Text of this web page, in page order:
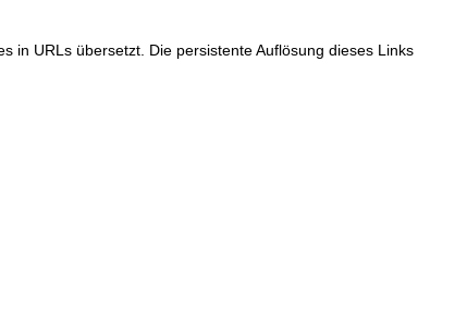
in URLs übersetzt. Die persistente Auflösung dieses Links